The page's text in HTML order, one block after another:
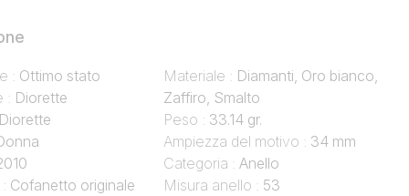
: Ottimo stato
: Diorette
Diorette
Cofanetto originale
Materiale : Diamanti, Oro bianco,
Zaffiro, Smalto
Peso : 33.14 gr.
Ampiezza del motivo : 34 mm
Categoria :Anello
Misura anello : 53